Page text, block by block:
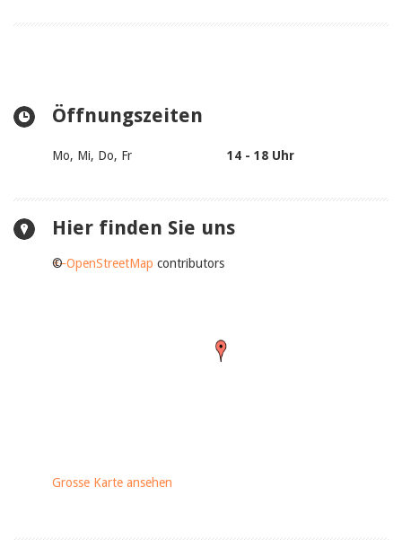
Öffnungszeiten
Mo, Mi, Do, Fr 14 - 18 Uhr
Hier finden Sie uns
+−
©OpenStreetMap contributors
Grosse Karte ansehen